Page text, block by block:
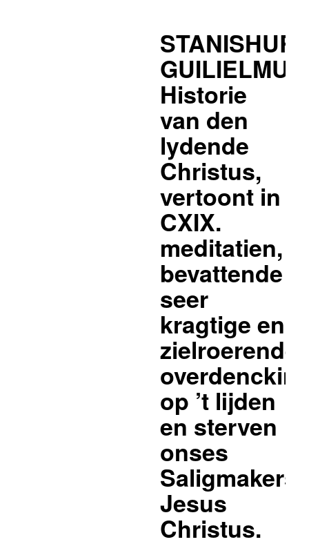
Historie
van den
lydende
Christus,
vertoont in
CXIX.
meditatien,
bevattende
seer
kragtige en
zielroerende
op ’t lijden
en sterven
onses
Saligmakers
Jesus
Christus.